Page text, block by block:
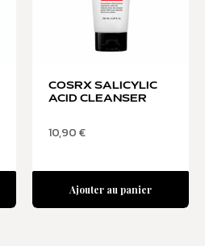
COSRX SALICYLIC
ACID CLEANSER
10,90€
Ajouter au panier